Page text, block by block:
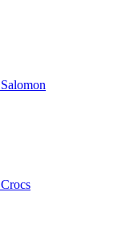
Salomon
Crocs